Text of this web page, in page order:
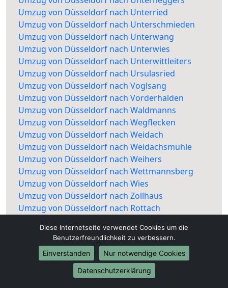
Umzug von Düsseldorf nach Unterried
Umzug von Düsseldorf nach Unterschmieden
Umzug von Düsseldorf nach Unterwang
Umzug von Düsseldorf nach Unterwies
Umzug von Düsseldorf nach Unterwittleiters
Umzug von Düsseldorf nach Ursulasried
Umzug von Düsseldorf nach Voglsang
Umzug von Düsseldorf nach Vorderhalden
Umzug von Düsseldorf nach Waldmanns
Umzug von Düsseldorf nach Wegflecken
Umzug von Düsseldorf nach Weidach
Umzug von Düsseldorf nach Weidachsmühle
Umzug von Düsseldorf nach Weihers
Umzug von Düsseldorf nach Wettmannsberg
Umzug von Düsseldorf nach Wies
Umzug von Düsseldorf nach Zollhaus
Umzug von Düsseldorf nach Rottach
Diese Internetseite verwendet Cookies um die
Benutzerfreundlichkeit zu verbessern.
Einverstanden
Nur notwendige Cookies
Datenschutzerklärung